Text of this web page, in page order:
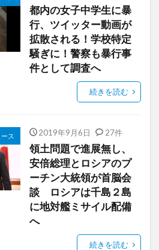
都内の女子中学生に暴
行、ツイッター動画が
拡散される！学校特定
騒ぎに！警察も暴行事
件として調査へ
続きを読む
ス 2019年9月6日 27件
領土問題で進展無し、
安倍総理とロシアのプ
ーチン大統領が首脳会
談 ロシアは千島２島
に地対艦ミサイル配備
へ
続きを読む